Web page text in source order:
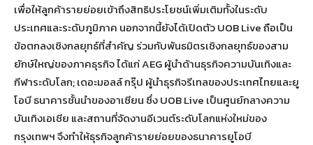
เพื่อให้ลูกค้ารายย่อยเข้าถึงสิทธิประโยชน์เพิ่มเติมทั้งในระดับ
ประเทศและระดับภูมิภาค นอกจากนี้ยังได้เปิดตัว UOB Live ถือเป็น
ข้อตกลงเชิงกลยุทธ์ที่สำคัญ ร่วมกับพันธมิตรเชิงกลยุทธ์ของสาม
ยักษ์ใหญ่ของภาคธุรกิจ ได้แก่ AEG ผู้นำด้านธุรกิจความบันเทิงและ
กีฬาระดับโลก; เดอะมอลล์ กรุ๊ป ผู้นำธุรกิจรีเทลของประเทศไทยและยู
โอบี ธนาคารชั้นนำของอาเซียน ซึ่ง UOB Live เป็นศูนย์กลางความ
บันเทิงเอเชีย และสถานที่จัดงานอีเวนต์ระดับโลกแห่งใหม่ของ
กรุงเทพฯ จึงทำให้ธุรกิจลูกค้ารายย่อยของธนาคารยูโอบี